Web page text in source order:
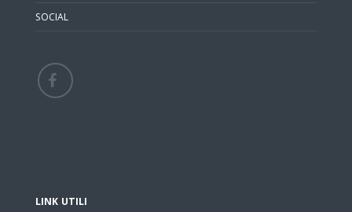
SOCIAL
LINK UTILI